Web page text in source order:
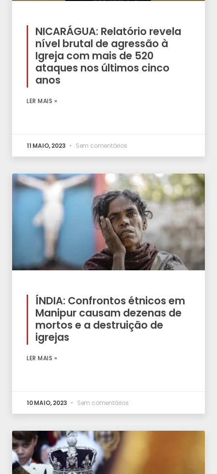
NICARÁGUA: Relatório revela
nível brutal de agressão à
Igreja com mais de 520
ataques nos últimos cinco
anos
LER MAIS »
11 MAIO, 2023 Sem comentários
ÍNDIA: Confrontos étnicos em
Manipur causam dezenas de
mortos e a destruição de
igrejas
LER MAIS »
10 MAIO, 2023 Sem comentários